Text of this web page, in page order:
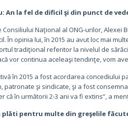
An la fel de dificil şi din punct de
Naţional al ONG-urilor, Alexei
În opinia lui, în 2015 au avut loc mai
tradiţional referitor la nivelul de
vor continua aceleaşi tendinţe, vom
în 2015 a fost acordarea concediului
patronate şi sindicate, şi a fost
că în următorii 2-3 ani va fi extins”, a
plăti pentru multe din greşelile